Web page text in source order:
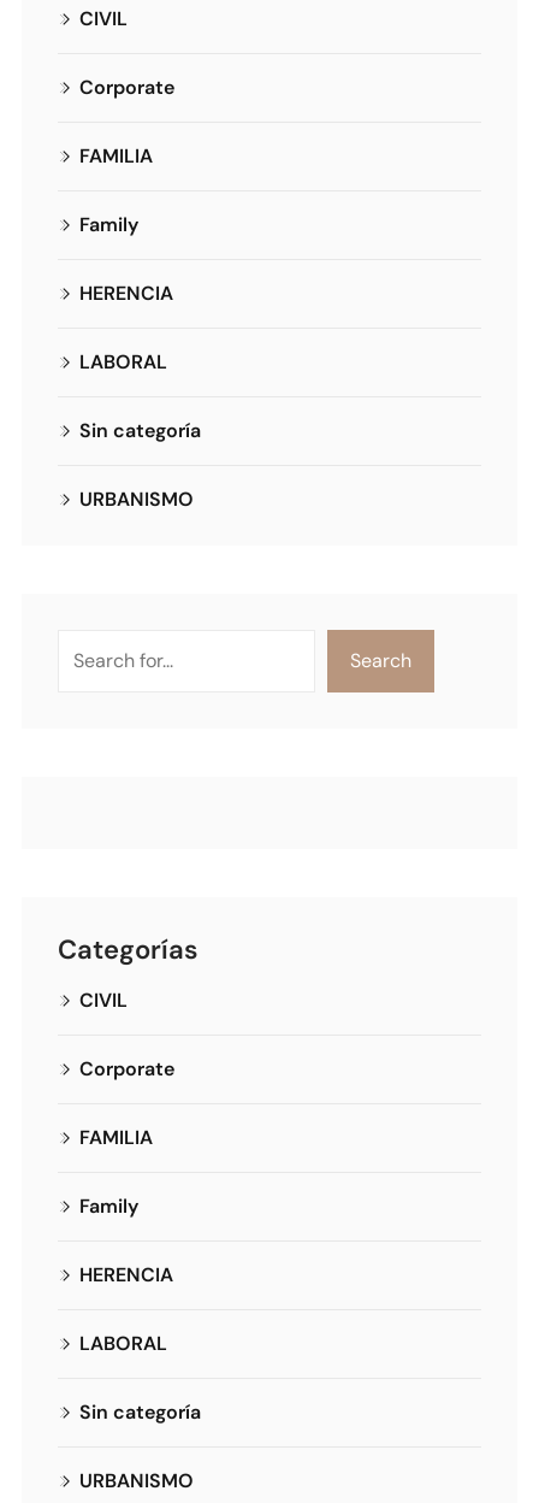
CIVIL
Corporate
FAMILIA
Family
HERENCIA
LABORAL
Sin categoría
URBANISMO
Search
Categorías
CIVIL
Corporate
FAMILIA
Family
HERENCIA
LABORAL
Sin categoría
URBANISMO